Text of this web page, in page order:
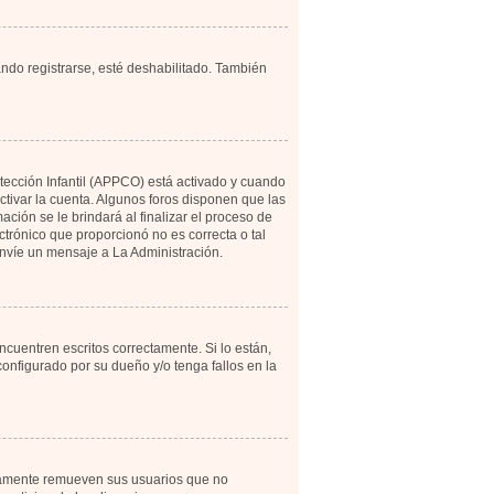
registrarse, esté deshabilitado. También
Infantil (APPCO) está activado y cuando
la cuenta. Algunos foros disponen que las
se le brindará al finalizar el proceso de
que proporcionó no es correcta o tal
un mensaje a La Administración.
escritos correctamente. Si lo están,
por su dueño y/o tenga fallos en la
remueven sus usuarios que no